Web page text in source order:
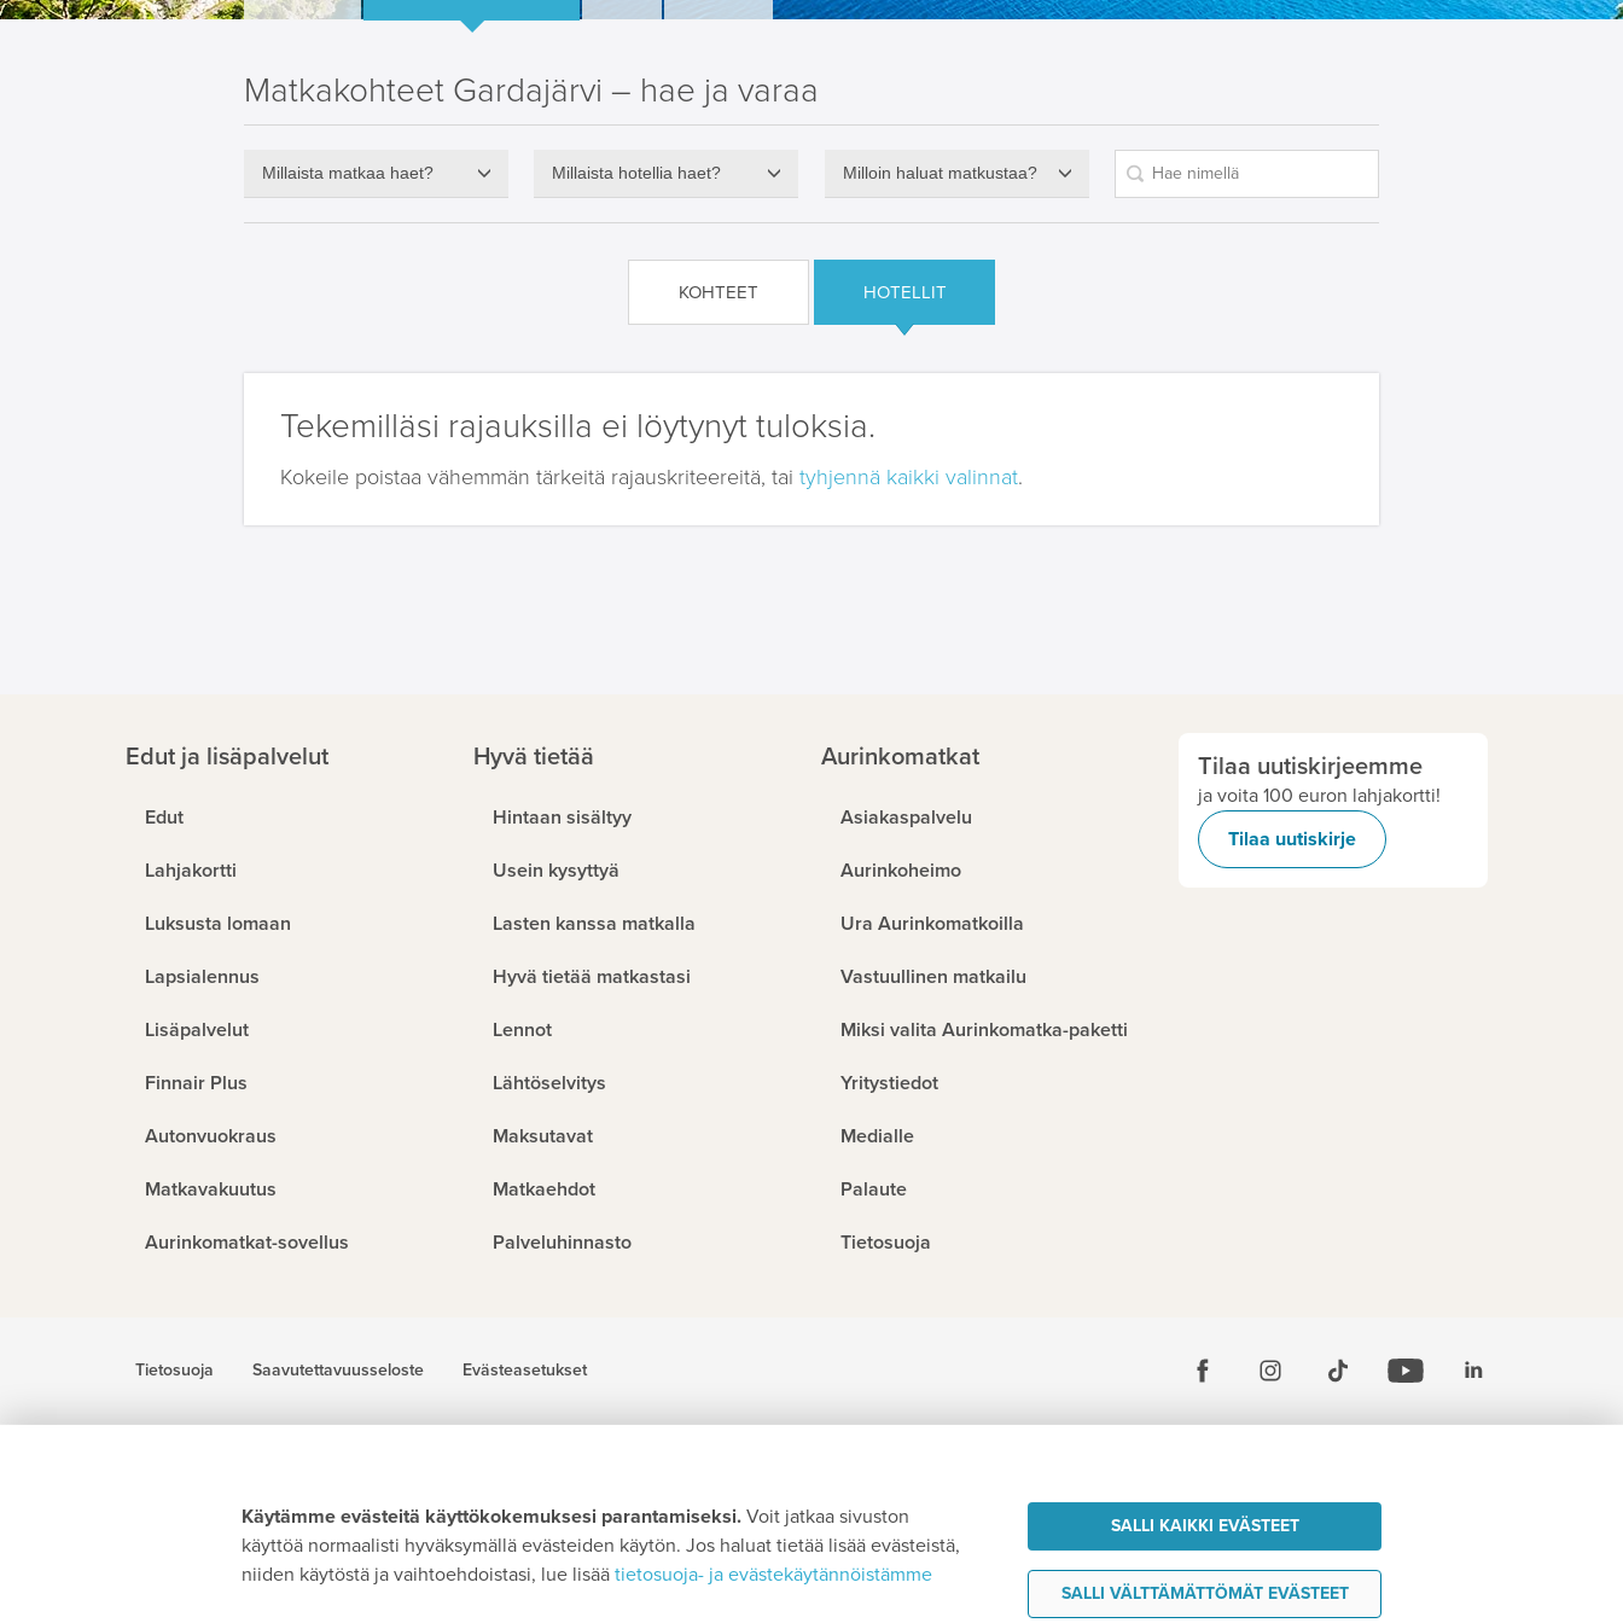
Matkakohteet Gardajärvi – hae ja varaa
Millaista matkaa haet? Millaista hotellia haet? Milloin haluat matkustaa?
KOHTEET HOTELLIT
Tekemilläsi rajauksilla ei löytynyt tuloksia.
Kokeile poistaa vähemmän tärkeitä rajauskriteereitä, tai tyhjennä kaikki valinnat.
Edut ja lisäpalvelut
Edut
Lahjakortti
Luksusta lomaan
Lapsialennus
Lisäpalvelut
Finnair Plus
Autonvuokraus
Matkavakuutus
Aurinkomatkat-sovellus
Hyvä tietää
Hintaan sisältyy
Usein kysyttyä
Lasten kanssa matkalla
Hyvä tietää matkastasi
Lennot
Lähtöselvitys
Maksutavat
Matkaehdot
Palveluhinnasto
Aurinkomatkat
Asiakaspalvelu
Aurinkoheimo
Ura Aurinkomatkoilla
Vastuullinen matkailu
Miksi valita Aurinkomatka-paketti
Yritystiedot
Medialle
Palaute
Tietosuoja
Tilaa uutiskirjeemme
ja voita 100 euron lahjakortti!
Tilaa uutiskirje
Tietosuoja Saavutettavuusseloste Evästeasetukset
Käytämme evästeitä käyttökokemuksesi parantamiseksi. Voit jatkaa sivuston
käyttöä normaalisti hyväksymällä evästeiden käytön. Jos haluat tietää lisää evästeistä,
niiden käytöstä ja vaihtoehdoistasi, lue lisää tietosuoja- ja evästekäytännöistämme
SALLI KAIKKI EVÄSTEET
SALLI VÄLTTÄMÄTTÖMÄT EVÄSTEET